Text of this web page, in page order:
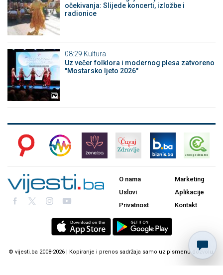
očekivanja: Slijede koncerti, izložbe i
radionice
08:29 Kultura
Uz večer folklora i modernog plesa zatvoreno
"Mostarsko ljeto 2026"
O nama
Uslovi
Privatnost
Marketing
Aplikacije
Kontakt
© vijesti.ba 2008-2026 | Kopiranje i prenos sadržaja samo uz pismenu dozvolu.